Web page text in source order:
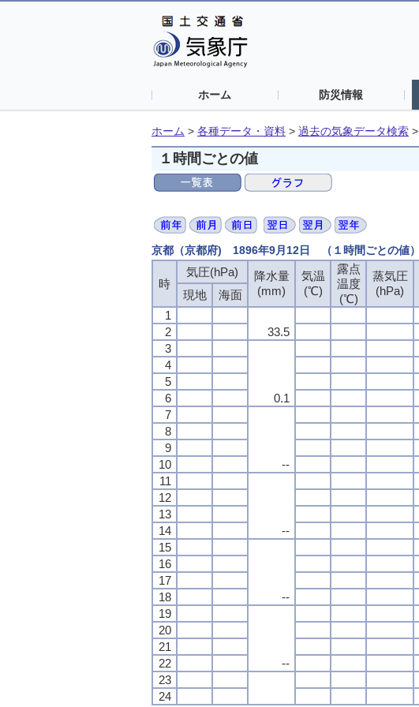
ホーム 防災情報
ホーム > 各種データ・資料 > 過去の気象データ検索 >
１時間ごとの値
京都（京都府) 1896年9月12日 （１時間ごとの値）
時
気圧(hPa)
降水量
(mm)
気温
(℃)
露点
温度
(℃)
蒸気圧
(hPa)
現地 海面
1
33.5
2
3
0.1
4
5
6
7
--
8
9
10
11
--
12
13
14
15
--
16
17
18
19
--
20
21
22
23
24